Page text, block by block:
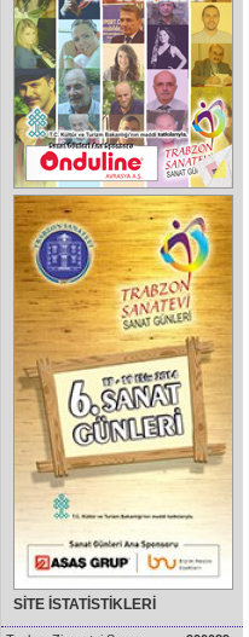
SİTE İSTATİSTİKLERİ